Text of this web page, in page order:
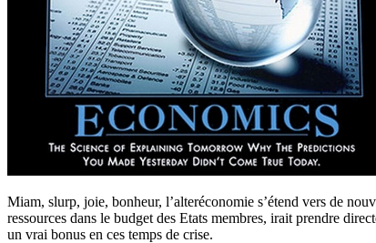
Miam, slurp, joie, bonheur, l’alteréconomie s’étend vers de
ressources dans le budget des Etats membres, irait prendre
un vrai bonus en ces temps de crise.